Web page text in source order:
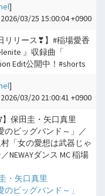
]
2026/03/25 15:00:04 +0900
リリース❣】#稲場愛香
』収録曲「
Edit公開中！#shorts
]
2026/03/20 21:00:41 +0900
】保田圭・矢口真里
のビッグバンド～」／
「女の愛想は武器じゃ
NEWAYダンス MC 稲場
・矢口真里
のビッグバンド～」